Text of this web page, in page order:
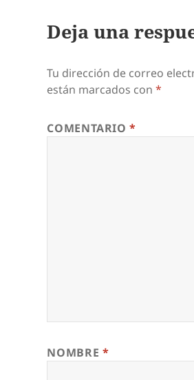
Deja una
Tu dirección de correo
están marcados con*
COMENTARIO*
NOMBRE *